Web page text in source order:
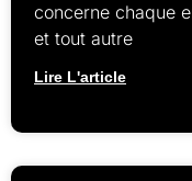
concerne chaque
et tout autre
Lire L'article